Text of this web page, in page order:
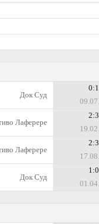
Док Суд
0:1
Лаферере
2:3
Лаферере
2:3
Док Суд
1:0